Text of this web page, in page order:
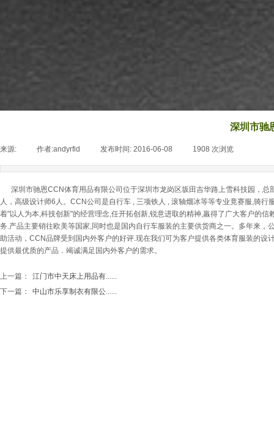
深圳市驰
来源: 作者:andyrfid 发布时间: 2016-06-08 1908 次浏览
深圳市驰恩CCN体育用品有限公司位于深圳市龙岗区坂田吉华路上雪科技园，
人，高级设计师6人。CCN公司是自行车 , 三项铁人 , 滚轴熘冰等等专业竟赛服,骑
着"以人为本,科技创新"的经营理念,任开拓创新,锐意进取的精神,羸得了广大客户的
务.产品主要销往欧美等国家,同时也是国内自行车服装的主要供货商之一。多年来
助活动，CCN品牌受到国内外客户的好评.现在我们可为客户提供各类体育服装的
提供最优质的产品．竭诚满足国内外客户的需求。
上一篇：
江门市中天床上用品有......
下一篇：
中山市乐享制衣有限公......